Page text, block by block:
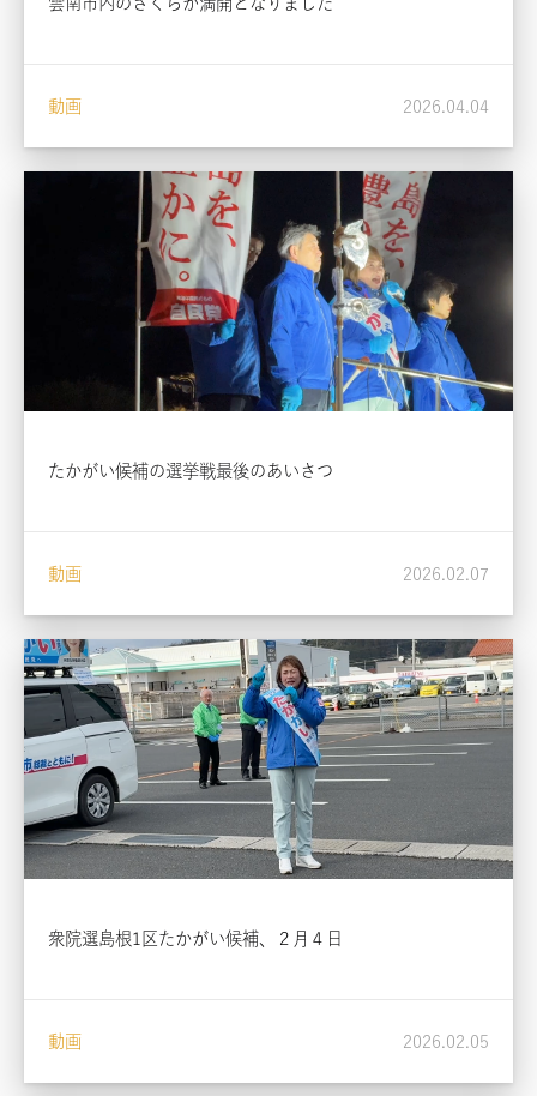
動画 2026.04.04
たかがい候補の選挙戦最後のあいさつ
動画 2026.02.07
衆院選島根1区たかがい候補、２月４日
動画 2026.02.05